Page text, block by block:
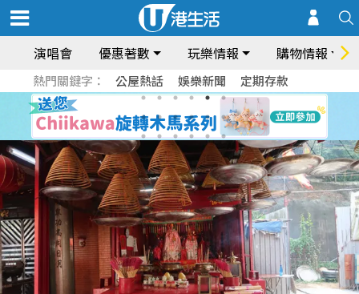
演唱會 優惠著數 玩樂情報 購物情報
熱門關鍵字： 公屋熱話 娛樂新聞 定期存款